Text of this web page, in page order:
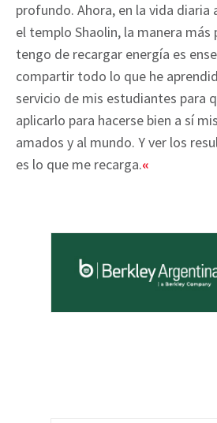
profundo. Ahora, en la vida diaria
el templo Shaolin, la manera más
tengo de recargar energía es
compartir todo lo que he
servicio de mis estudiantes para
aplicarlo para hacerse bien a sí
amados y al mundo. Y ver los
es lo que me recarga.«